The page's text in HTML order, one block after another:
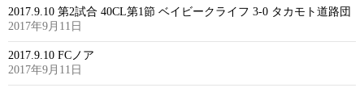
2017.9.10 第2試合 40CL第1節 ベイビークライフ 3-0 タカモト道路団
2017年9月11日
2017.9.10 FCノア
2017年9月11日